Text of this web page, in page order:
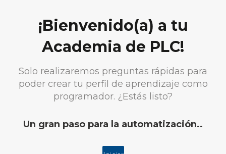
¡Bienvenido(a) a tu
Academia de PLC!
Solo realizaremos preguntas rápidas para
poder crear tu perfil de aprendizaje como
programador. ¿Estás listo?
Un gran paso para la automatización..